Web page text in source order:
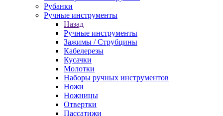
Рубанки
Ручные инструменты
Назад
Ручные инструменты
Зажимы / Струбцины
Кабелерезы
Кусачки
Молотки
Наборы ручных инструментов
Ножи
Ножницы
Отвертки
Пассатижи